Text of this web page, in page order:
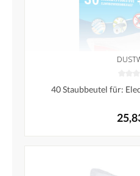
40 Staubbeutel für: